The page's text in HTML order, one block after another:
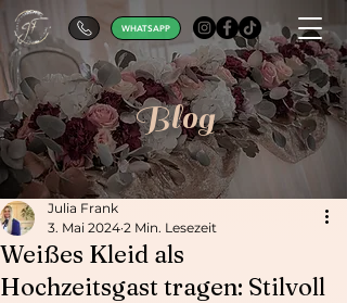
WHATSAPP
Blog
Weißes Kleid als
Hochzeitsgast tragen: Stilvoll
Julia Frank
3. Mai 2024 2 Min. Lesezeit